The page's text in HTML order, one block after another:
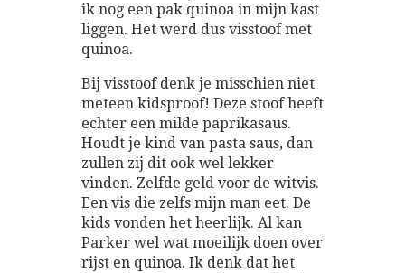
ik nog een pak quinoa in mijn kast
liggen. Het werd dus visstoof met
quinoa.
Bij visstoof denk je misschien niet
meteen kidsproof! Deze stoof heeft
echter een milde paprikasaus.
Houdt je kind van pasta saus, dan
zullen zij dit ook wel lekker
vinden. Zelfde geld voor de witvis.
Een vis die zelfs mijn man eet. De
kids vonden het heerlijk. Al kan
Parker wel wat moeilijk doen over
rijst en quinoa. Ik denk dat het